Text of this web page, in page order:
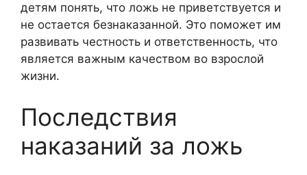
детям понять, что ложь не приветствуется и
не остается безнаказанной. Это поможет им
развивать честность и ответственность, что
является важным качеством во взрослой
жизни.
Последствия
наказаний за ложь